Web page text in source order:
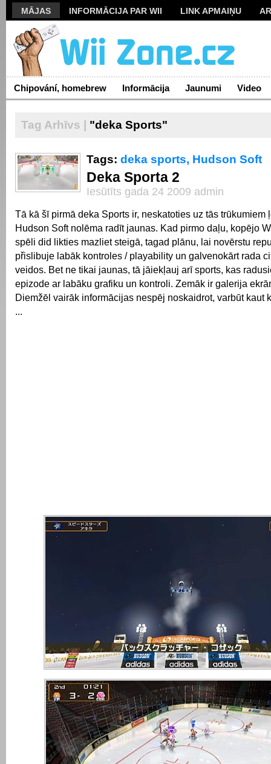
MĀJAS INFORMĀCIJA PAR WII LINK APMAIŅU
Chipování, homebrew Informācija Jaunumi Video
Tag Arhīvs | "deka Sports"
Tags: deka sports, Hudson Soft
Deka Sporta 2
Iesūtīts gada 24 2009 admin
Tā kā šī pirmā deka Sports ir, neskatoties uz tās trūkumiem
Hudson Soft nolēma radīt jaunas. Kad pirmo daļu, kopējo
spēli did likties mazliet steigā, tagad plānu, lai novērstu
přislibuje labāk kontroles / playability un galvenokārt rada
veidos. Bet ne tikai jaunas, tā jāiekļauj arī sports, kas
epizode ar labāku grafiku un kontroli. Zemāk ir galerija
Diemžēl vairāk informācijas nespēj noskaidrot, varbūt kaut
...